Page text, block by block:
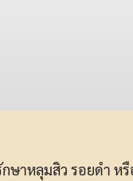
กษาหลุมสิว รอยดำ ห